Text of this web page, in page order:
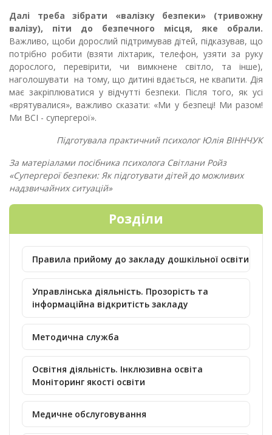
Далі треба зібрати «валізку безпеки» (тривожну
валізу), піти до безпечного місця, яке обрали.
Важливо, щоби дорослий підтримував дітей, підказував, що
потрібно робити (взяти ліхтарик, телефон, узяти за руку
дорослого, перевірити, чи вимкнене світло, та інше),
наголошувати на тому, що дитині вдається, не квапити. Дія
має закріплюватися у відчутті безпеки. Після того, як усі
«врятувалися», важливо сказати: «Ми у безпеці! Ми разом!
Ми ВСІ - супергерої».
Підготувала практичний психолог Юлія ВІННЧУК
За матеріалами посібника психолога Світлани Ройз
«Супергерої безпеки: Як підготувати дітей до можливих
надзвичайних ситуацій»
Розділи
Правила прийому до закладу дошкільної освіти
Управлінська діяльність. Прозорість та
інформаційна відкритість закладу
Методична служба
Освітня діяльність. Інклюзивна освіта
Моніторинг якості освіти
Медичне обслуговування